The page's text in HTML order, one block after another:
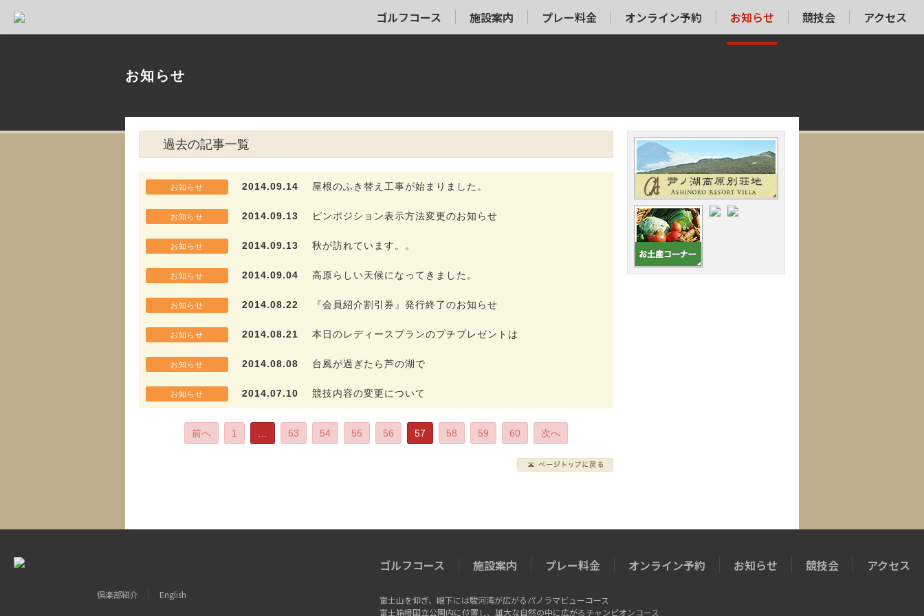
ゴルフコース 施設案内 プレー料金 オンライン予約 お知らせ 競技会 アクセス
お知らせ
過去の記事一覧
お知らせ 2014.09.14 屋根のふき替え工事が始まりました。
お知らせ 2014.09.13 ピンポジション表示方法変更のお知らせ
お知らせ 2014.09.13 秋が訪れています。。
お知らせ 2014.09.04 高原らしい天候になってきました。
お知らせ 2014.08.22 『会員紹介割引券』発行終了のお知らせ
お知らせ 2014.08.21 本日のレディースプランのプチプレゼントは
お知らせ 2014.08.08 台風が過ぎたら芦の湖で
お知らせ 2014.07.10 競技内容の変更について
前へ 1 53 54 55 56 57 58 59 60 次へ
倶楽部紹介 English
ゴルフコース 施設案内 プレー料金 オンライン予約 お知らせ 競技会 アクセス
富士山を仰ぎ、眼下には駿河湾が広がるパノラマビューコース
富士箱根国立公園内に位置し、雄大な自然の中に広がるチャンピオンコース